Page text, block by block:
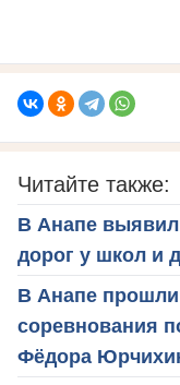
Читайте также:
В Анапе
дорог у школ и
В Анапе прошли
соревнования
Фёдора